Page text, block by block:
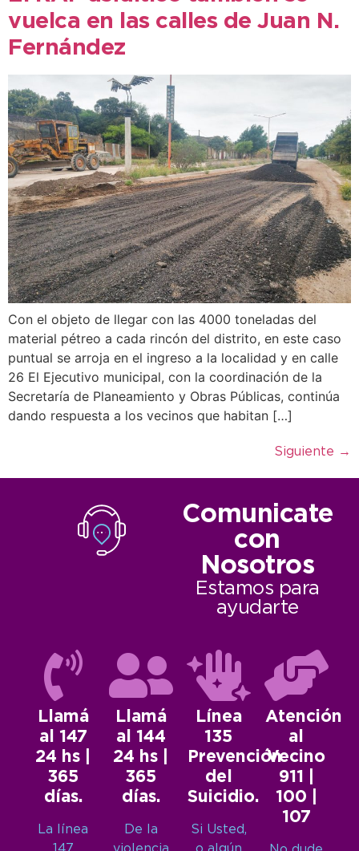
vuelca en las calles de Juan N.
Fernández
Con el objeto de llegar con las 4000 toneladas del
material pétreo a cada rincón del distrito, en este caso
puntual se arroja en el ingreso a la localidad y en calle
26 El Ejecutivo municipal, con la coordinación de la
Secretaría de Planeamiento y Obras Públicas, continúa
dando respuesta a los vecinos que habitan […]
Siguiente →
Comunicate
con
Nosotros
Estamos para
ayudarte
Llamá
al 147
24 hs |
365
días.
La línea
Llamá
al 144
24 hs |
365
días.
De la
Línea
135
Prevención
del
Suicidio.
Si Usted,
Atención
al
Vecino
911 |
100 |
107